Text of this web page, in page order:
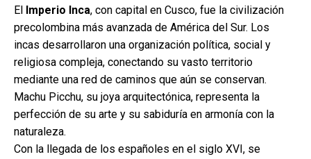
El Imperio Inca, con capital en Cusco, fue la civilización
precolombina más avanzada de América del Sur. Los
incas desarrollaron una organización política, social y
religiosa compleja, conectando su vasto territorio
mediante una red de caminos que aún se conservan.
Machu Picchu, su joya arquitectónica, representa la
perfección de su arte y su sabiduría en armonía con la
naturaleza.
Con la llegada de los españoles en el siglo XVI, se